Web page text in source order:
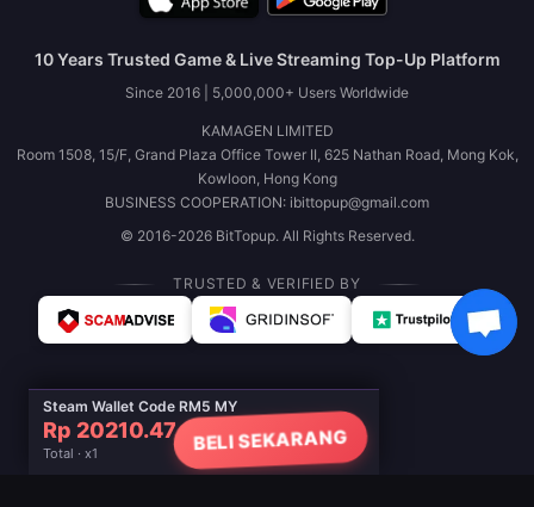
Steam Wallet Code RM5 MY
Rp 20210.47
Total · x1
BELI SEKARANG
10 Years Trusted Game & Live Streaming Top-Up Platform
Since 2016 | 5,000,000+ Users Worldwide
KAMAGEN LIMITED
Room 1508, 15/F, Grand Plaza Office Tower II, 625 Nathan Road, Mong Kok,
Kowloon, Hong Kong
BUSINESS COOPERATION: ibittopup@gmail.com
© 2016-2026 BitTopup. All Rights Reserved.
TRUSTED & VERIFIED BY